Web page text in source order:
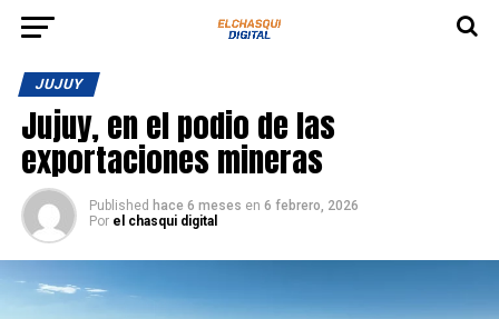
JUJUY
Jujuy, en el podio de las
exportaciones mineras
Published hace 6 meses en 6 febrero, 2026
Por el chasqui digital